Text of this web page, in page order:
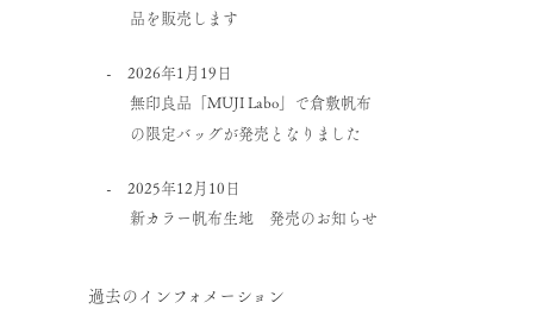
品を販売します
2026年1月19日
無印良品「MUJI Labo」で倉敷帆布
の限定バッグが発売となりました
2025年12月10日
新カラー帆布生地 発売のお知らせ
過去のインフォメーション